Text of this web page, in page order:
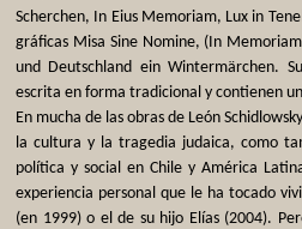
Scherchen, In Eius Memoriam, Lux in
gráficas Misa Sine Nomine, (In
und Deutschland ein Wintermärchen.
escrita en forma tradicional y contienen
En mucha de las obras de León
la cultura y la tragedia judaica, como
política y social en Chile y América
experiencia personal que le ha tocado
(en 1999) o el de su hijo Elías (2004).